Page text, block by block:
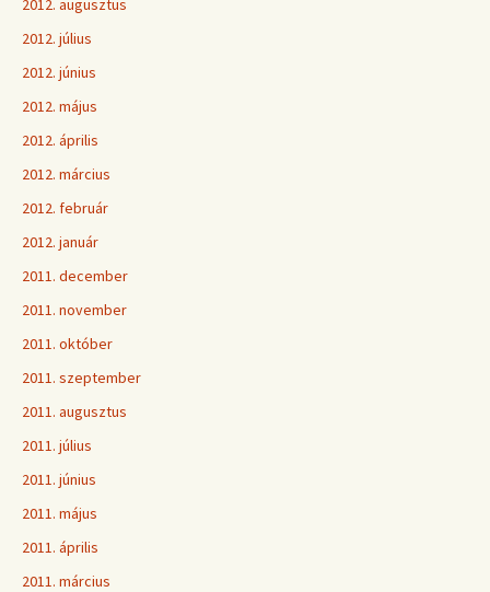
2012. augusztus
2012. július
2012. június
2012. május
2012. április
2012. március
2012. február
2012. január
2011. december
2011. november
2011. október
2011. szeptember
2011. augusztus
2011. július
2011. június
2011. május
2011. április
2011. március